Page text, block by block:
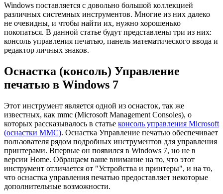
Windows поставляется с довольно большой коллекцией
различных системных инструментов. Многие из них далеко
не очевидны, и чтобы найти их, нужно хорошенько
покопаться. В данной статье будут представлены три из них:
консоль управления печатью, панель математического ввода и
редактор личных знаков.
Оснастка (консоль) Управление
печатью в Windows 7
Этот инструмент является одной из оснасток, так же
известных, как mmc (Microsoft Management Consoles), о
которых рассказывалось в статье консоль управления Microsoft
(оснастки MMC). Оснастка Управление печатью обеспечивает
пользователя рядом подробных инструментов для управления
принтерами. Впервые он появился в Windows 7, но не в
версии Home. Обращаем ваше внимание на то, что этот
инструмент отличается от "Устройства и принтеры", и на то,
что оснастка управления печатью предоставляет некоторые
дополнительные возможности.